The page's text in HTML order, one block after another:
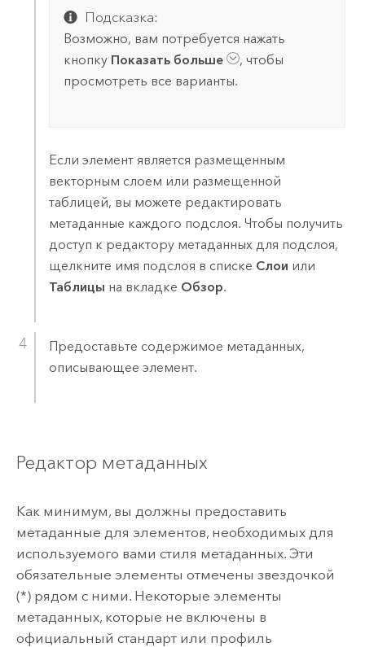
Подсказка:
Возможно, вам потребуется нажать
кнопку Показать больше
, чтобы
просмотреть все варианты.
Если элемент является размещенным
векторным слоем или размещенной
таблицей, вы можете редактировать
метаданные каждого подслоя. Чтобы получить
доступ к редактору метаданных для подслоя,
щелкните имя подслоя в списке Слои или
Таблицы на вкладке Обзор.
Предоставьте содержимое метаданных,
описывающее элемент.
Редактор метаданных
Как минимум, вы должны предоставить
метаданные для элементов, необходимых для
используемого вами стиля метаданных. Эти
обязательные элементы отмечены звездочкой
(*) рядом с ними. Некоторые элементы
метаданных, которые не включены в
официальный стандарт или профиль